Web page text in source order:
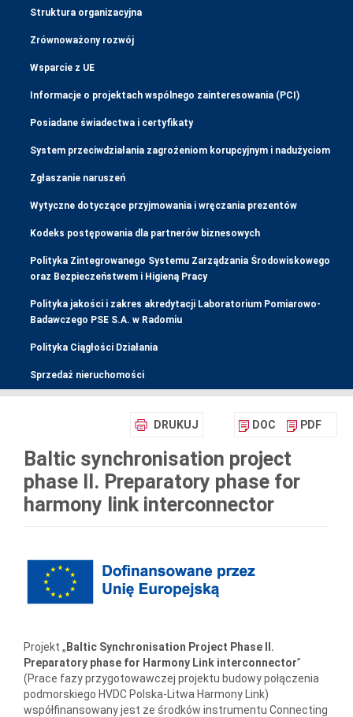
Struktura organizacyjna
Zrównoważony rozwój
Wsparcie z UE
Informacje o projektach wspólnego zainteresowania (PCI)
Posiadane świadectwa i certyfikaty
System przeciwdziałania zagrożeniom korupcyjnym i nadużyciom
Zgłaszanie naruszeń
Wytyczne dotyczące przyjmowania i wręczania prezentów
Kodeks postępowania dla partnerów biznesowych
Polityka Zintegrowanego Systemu Zarządzania Środowiskowego
oraz Bezpieczeństwem i Higieną Pracy
Polityka jakości i zakres akredytacji Laboratorium Pomiarowo-
Badawczego PSE S.A. w Radomiu
Polityka Ciągłości Działania
Sprzedaż nieruchomości
DRUKUJ DOC PDF
Baltic synchronisation project
phase II. Preparatory phase for
harmony link interconnector
Projekt „ Baltic Synchronisation Project Phase II.
Preparatory phase for Harmony Link interconnector”
(Prace fazy przygotowawczej projektu budowy połączenia
podmorskiego HVDC Polska-Litwa Harmony Link)
współfinansowany jest ze środków instrumentu Connecting